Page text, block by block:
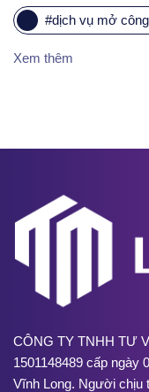
#dịch vụ mở
Xem thêm
CÔNG TY TNHH TƯ
1501148489 cấp ngày
Vĩnh Long. Người chịu